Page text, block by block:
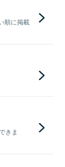
順に掲載
きま